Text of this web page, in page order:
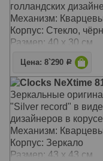
голландских
Механизм:
Корпус: Стекло,
Размер: 40 х 30 см
Цена: 8`290 Р
Clocks NeXtime
Зеркальные
"Silver record" в
дизайнеров в
Механизм:
Корпус: Зеркало
Размер: 43 х 43 см